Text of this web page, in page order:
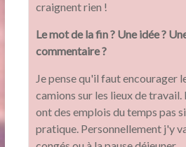
craignent rien !
Le mot de la fin ? Une idée ?
commentaire ?
Je pense qu'il faut encourager
camions sur les lieux de travail.
ont des emplois du temps pas
pratique. Personnellement j'y